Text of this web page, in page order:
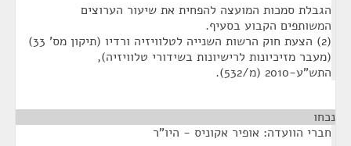
הגבלת סמכות המועצה להפחית את שיעור הערוצים
המשותפים הקבוע בסעיף.
(2) הצעת חוק הרשות השנייה לטלוויזיה ורדיו (תיקון מס' 33)
(מעבר מזיכיונות לרישיונות בשידורי טלוויזיה),
התש"ע-2010 (מ/532).
נכחו
חברי הוועדה: אופיר אקוניס - היו"ר